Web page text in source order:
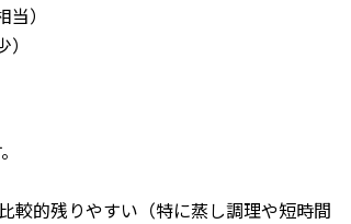
）
較的残りやすい（特に蒸し調理や短時間